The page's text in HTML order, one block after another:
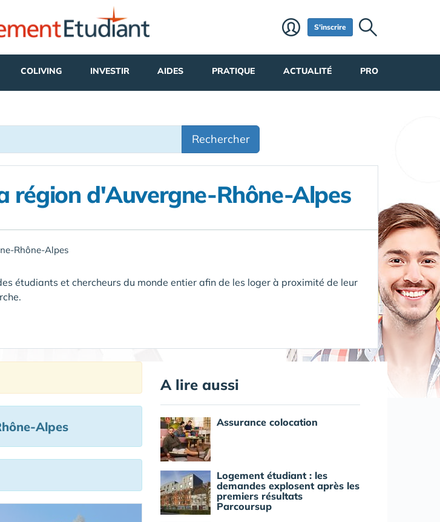
S'inscrire
COLIVING INVESTIR AIDES PRATIQUE ACTUALITÉ PRO
Rechercher
région d'Auvergne-Rhône-Alpes
Rhône-Alpes
étudiants et chercheurs du monde entier afin de les loger à proximité de leur
Alpes
A lire aussi
Assurance colocation
Logement étudiant : les
demandes explosent après les
premiers résultats
Parcoursup